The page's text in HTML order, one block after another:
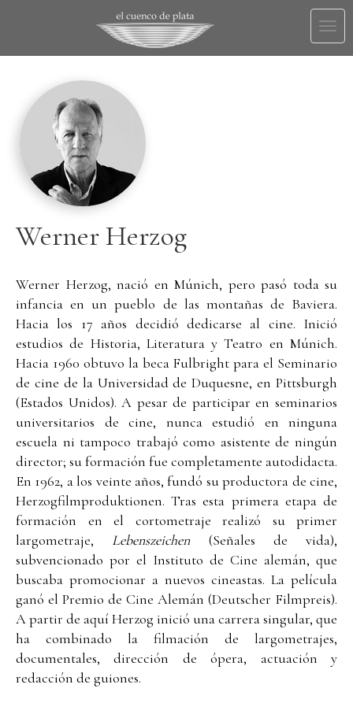
Werner Herzog
Werner Herzog, nació en Múnich, pero pasó toda su
infancia en un pueblo de las montañas de Baviera.
Hacia los 17 años decidió dedicarse al cine. Inició
estudios de Historia, Literatura y Teatro en Múnich.
Hacia 1960 obtuvo la beca Fulbright para el Seminario
de cine de la Universidad de Duquesne, en Pittsburgh
(Estados Unidos). A pesar de participar en seminarios
universitarios de cine, nunca estudió en ninguna
escuela ni tampoco trabajó como asistente de ningún
director; su formación fue completamente autodidacta.
En 1962, a los veinte años, fundó su productora de cine,
Herzogfilmproduktionen. Tras esta primera etapa de
formación en el cortometraje realizó su primer
largometraje, Lebenszeichen(Señales de vida),
subvencionado por el Instituto de Cine alemán, que
buscaba promocionar a nuevos cineastas. La película
ganó el Premio de Cine Alemán (Deutscher Filmpreis).
A partir de aquí Herzog inició una carrera singular, que
ha combinado la filmación de largometrajes,
documentales, dirección de ópera, actuación y
redacción de guiones.